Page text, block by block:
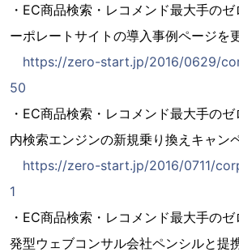
・EC商品検索・レコメンド最大手の
ーポレートサイトの導入事例ページを
https://zero-start.jp/2016/0629/
50
・EC商品検索・レコメンド最大手の
内検索エンジンの新規乗り換えキャン
https://zero-start.jp/2016/0711/
1
・EC商品検索・レコメンド最大手の
発型ウェブコンサル会社ペンシルと提